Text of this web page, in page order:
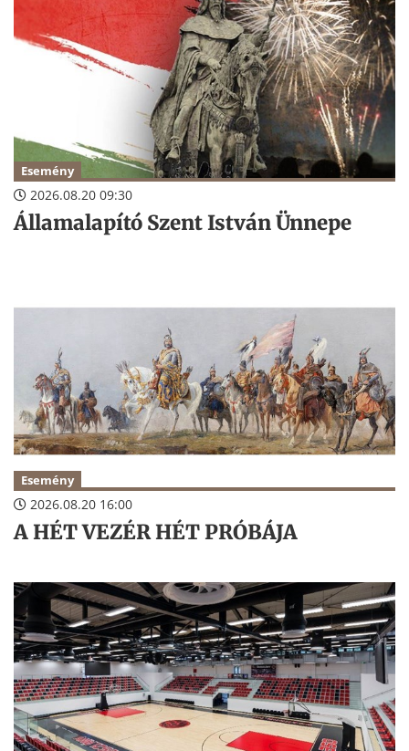
Esemény
2026.08.20 09:30
Államalapító Szent István Ünnepe
Esemény
2026.08.20 16:00
A HÉT VEZÉR HÉT PRÓBÁJA